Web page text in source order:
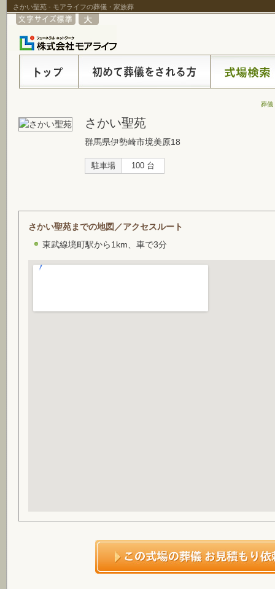
さかい聖苑 - モアライフの葬儀・家族葬
葬儀
さかい聖苑
群馬県伊勢崎市境美原18
駐車場 100 台
さかい聖苑までの地図／アクセスルート
東武線境町駅から1km、車で3分